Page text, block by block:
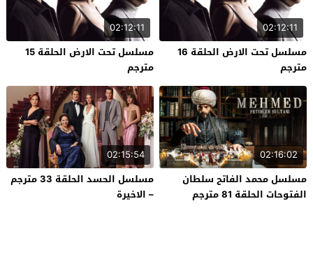
02:12:11
مسلسل تحت الارض الحلقة 16
مترجم
02:12:11
مسلسل تحت الارض الحلقة 15
مترجم
02:16:02
مسلسل محمد الفاتح سلطان
الفتوحات الحلقة 81 مترجم
02:15:54
مسلسل الحسد الحلقة 33 مترجم
– الاخيرة